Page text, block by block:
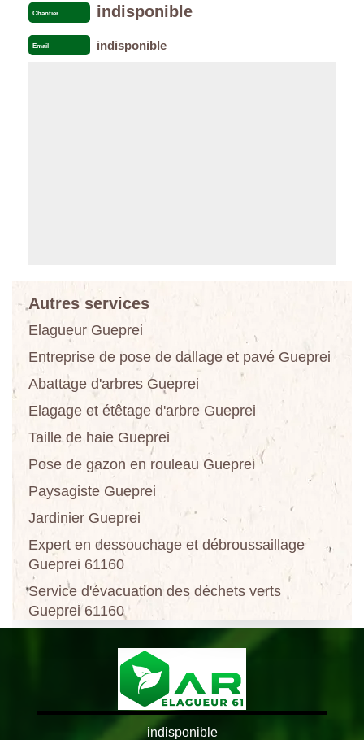
Chantier indisponible
Email indisponible
Autres services
Elagueur Gueprei
Entreprise de pose de dallage et pavé Gueprei
Abattage d'arbres Gueprei
Elagage et étêtage d'arbre Gueprei
Taille de haie Gueprei
Pose de gazon en rouleau Gueprei
Paysagiste Gueprei
Jardinier Gueprei
Expert en dessouchage et débroussaillage
Gueprei 61160
Service d'évacuation des déchets verts
Gueprei 61160
indisponible